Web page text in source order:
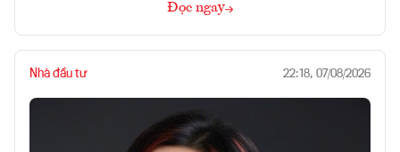
Đọc ngay
Nhà đầu tư 22:18, 07/08/2026